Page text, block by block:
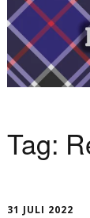
Tag:
31 JULI 2022